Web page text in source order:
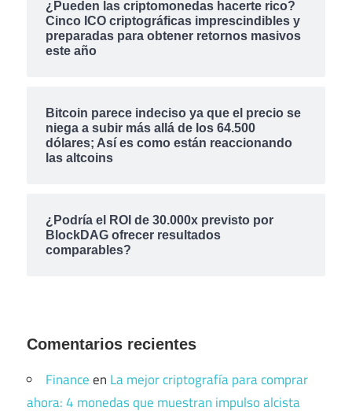
¿Pueden las criptomonedas hacerte rico?
Cinco ICO criptográficas imprescindibles y
preparadas para obtener retornos masivos
este año
Bitcoin parece indeciso ya que el precio se
niega a subir más allá de los 64.500
dólares; Así es como están reaccionando
las altcoins
¿Podría el ROI de 30.000x previsto por
BlockDAG ofrecer resultados
comparables?
Comentarios recientes
Financeen La mejor criptografía para comprar
ahora: 4 monedas que muestran impulso alcista